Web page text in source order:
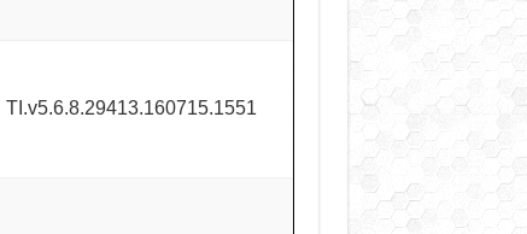
TI.v5.6.8.29413.160715.1551